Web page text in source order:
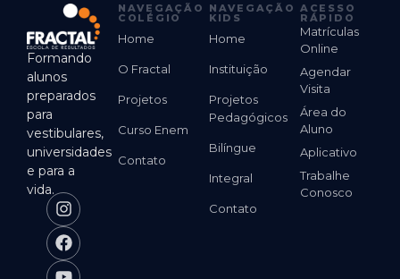
Formando
alunos
preparados
para
vestibulares,
universidades
e para a
vida.
NAVEGAÇÃO
COLÉGIO
Home
O Fractal
Projetos
Curso Enem
Contato
NAVEGAÇÃO
KIDS
Home
Instituição
Projetos
Pedagógicos
Bilíngue
Integral
Contato
ACESSO
RÁPIDO
Matrículas
Online
Agendar
Visita
Área do
Aluno
Aplicativo
Trabalhe
Conosco